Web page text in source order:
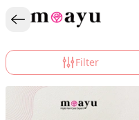
Filter